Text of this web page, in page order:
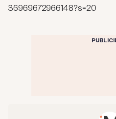
36969672966148?s=20